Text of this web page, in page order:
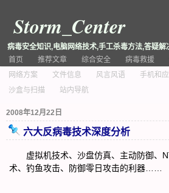
Storm_Center
病毒安全知识,电脑网络技术,手工杀毒方法,答疑解
首页
推荐文章 综合安全 病毒救援
网络方案
文件信息 风言风语 手机和
沙盒与扫描
站内导航
2008年12月22日
六大反病毒技术深度分析
虚拟机技术、沙盘仿真、主动防御、
术、钓鱼攻击、防御零日攻击的利器……